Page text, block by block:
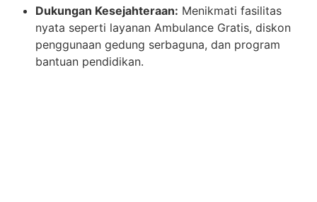
Dukungan Kesejahteraan: Menikmati fasilitas
nyata seperti layanan Ambulance Gratis, diskon
penggunaan gedung serbaguna, dan program
bantuan pendidikan.